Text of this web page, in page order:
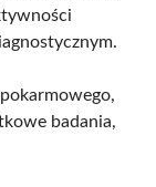
badania,